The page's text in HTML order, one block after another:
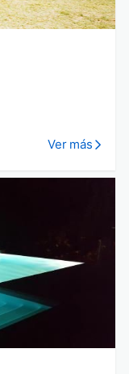
Ver más